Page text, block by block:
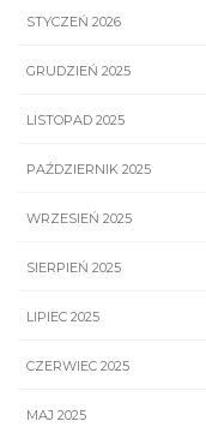
STYCZEŃ 2026
GRUDZIEŃ 2025
LISTOPAD 2025
PAŹDZIERNIK 2025
WRZESIEŃ 2025
SIERPIEŃ 2025
LIPIEC 2025
CZERWIEC 2025
MAJ 2025